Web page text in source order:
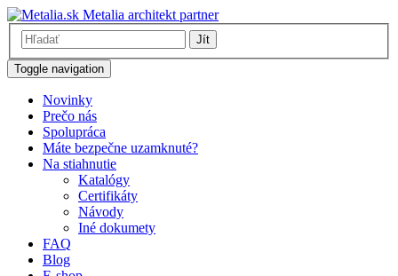
Metalia architekt partner
Jít
Toggle navigation
Novinky
Prečo nás
Spolupráca
Máte bezpečne uzamknuté?
Na stiahnutie
Katalógy
Certifikáty
Návody
Iné dokumety
FAQ
Blog